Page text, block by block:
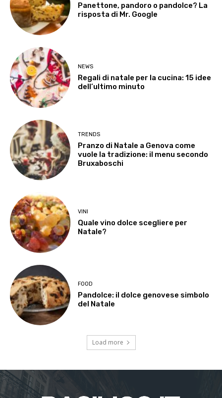
Panettone, pandoro o pandolce? La
risposta di Mr. Google
NEWS
Regali di natale per la cucina: 15 idee
dell’ultimo minuto
TRENDS
Pranzo di Natale a Genova come
vuole la tradizione: il menu secondo
Bruxaboschi
VINI
Quale vino dolce scegliere per
Natale?
FOOD
Pandolce: il dolce genovese simbolo
del Natale
Load more